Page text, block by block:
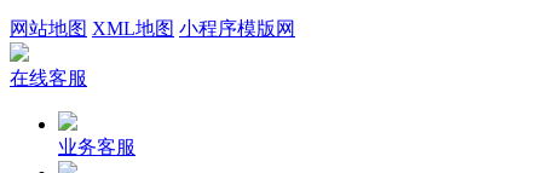
网站地图 XML地图 小程序模版网
在线客服
业务客服